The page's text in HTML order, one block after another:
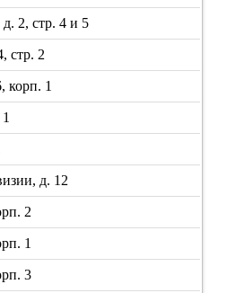
2, стр. 4 и 5
стр. 2
корп. 1
д. 12
2
1
3